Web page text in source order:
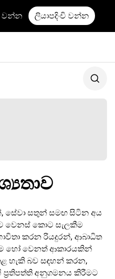
වන්න ලියාපදිංචි වන්න
සේවා සතුන් සමඟ සිටින අය
වෙනස් කොට සැලකීම
කරන රියදුරන්, ආබාධිත
හෝ වෙනත් ආකාරයකින්
හැකි බව සඳහන් කරන,
ප්‍රතිපත්ති අනුගමනය කිරීමට